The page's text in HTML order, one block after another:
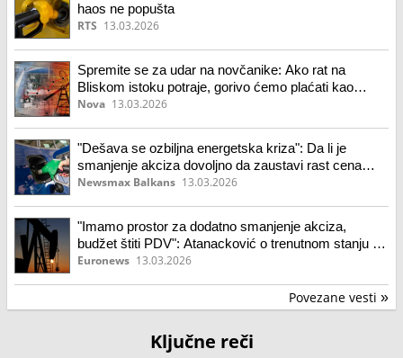
haos ne popušta
RTS 13.03.2026
Spremite se za udar na novčanike: Ako rat na
Bliskom istoku potraje, gorivo ćemo plaćati kao
Nemci
Nova 13.03.2026
"Dešava se ozbiljna energetska kriza": Da li je
smanjenje akciza dovoljno da zaustavi rast cena
goriva
Newsmax Balkans 13.03.2026
"Imamo prostor za dodatno smanjenje akciza,
budžet štiti PDV": Atanacković o trenutnom stanju na
tržištu nafte
Euronews 13.03.2026
Povezane vesti »
Ključne reči